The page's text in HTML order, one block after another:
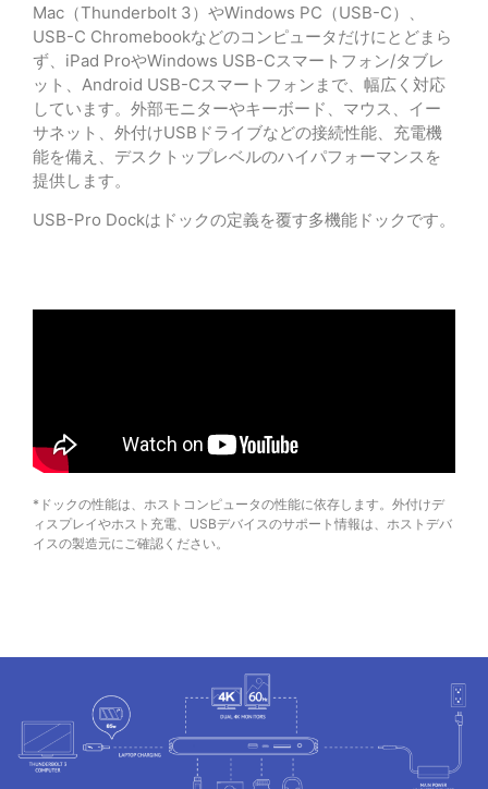
Mac（Thunderbolt 3）やWindows PC（USB-C）、
USB-C Chromebookなどのコンピュータだけにとどまら
ず、iPad ProやWindows USB-Cスマートフォン/タブレ
ット、Android USB-Cスマートフォンまで、幅広く対応
しています。外部モニターやキーボード、マウス、イー
サネット、外付けUSBドライブなどの接続性能、充電機
能を備え、デスクトップレベルのハイパフォーマンスを
提供します。
USB-Pro Dockはドックの定義を覆す多機能ドックです。
*ドックの性能は、ホストコンピュータの性能に依存します。外付けデ
ィスプレイやホスト充電、USBデバイスのサポート情報は、ホストデバ
イスの製造元にご確認ください。